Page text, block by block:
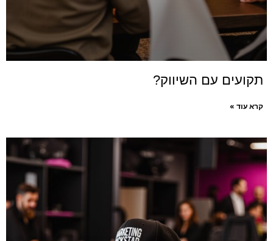
תקועים עם השיווק?
קרא עוד »